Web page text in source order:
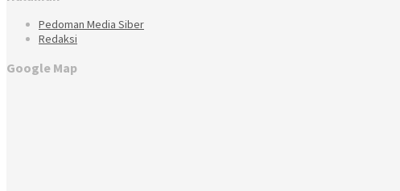
Pedoman Media Siber
Redaksi
Google Map